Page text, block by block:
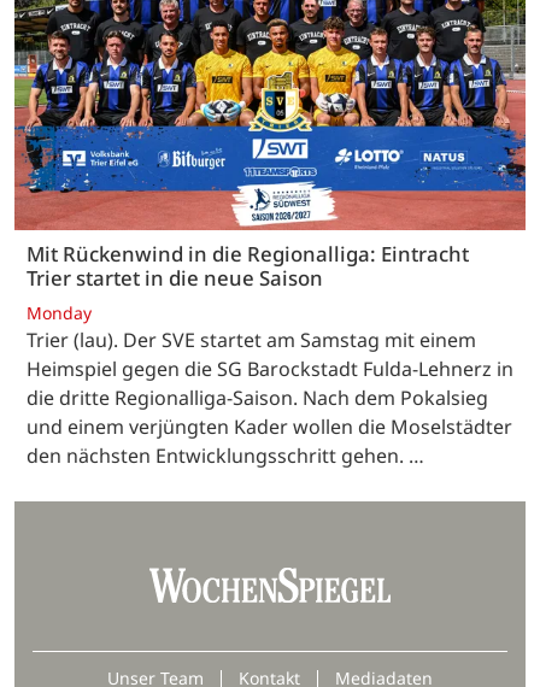
Mit Rückenwind in die Regionalliga: Eintracht
Trier startet in die neue Saison
Monday
Trier (lau). Der SVE startet am Samstag mit einem
Heimspiel gegen die SG Barockstadt Fulda-Lehnerz in
die dritte Regionalliga-Saison. Nach dem Pokalsieg
und einem verjüngten Kader wollen die Moselstädter
den nächsten Entwicklungsschritt gehen. …
Unser Team Kontakt Mediadaten